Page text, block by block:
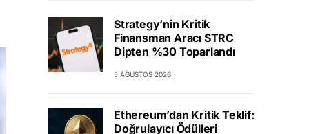
Strategy’nin Kritik
Finansman Aracı STRC
Dipten %30 Toparlandı
5 AĞUSTOS 2026
Ethereum’dan Kritik Teklif:
Doğrulayıcı Ödülleri